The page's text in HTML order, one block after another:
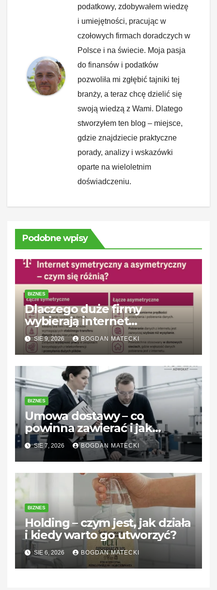
podatkowy, zdobywałem wiedzę
i umiejętności, pracując w
czołowych firmach doradczych w
Polsce i na świecie. Moja pasja
do finansów i podatków
pozwoliła mi zgłębić tajniki tej
branży, a teraz chcę dzielić się
swoją wiedzą z Wami. Dlatego
stworzyłem ten blog – miejsce,
gdzie znajdziecie praktyczne
porady, analizy i wskazówki
oparte na wieloletnim
doświadczeniu.
Podobne wpisy
BIZNES
Dlaczego duże firmy
wybierają internet
symetryczny? Korzyści dla
biznesu
SIE 9, 2026 BOGDAN MATECKI
BIZNES
Umowa dostawy – co
powinna zawierać i jak
zabezpieczyć interesy stron
SIE 7, 2026 BOGDAN MATECKI
BIZNES
Holding – czym jest, jak działa
i kiedy warto go utworzyć?
SIE 6, 2026 BOGDAN MATECKI